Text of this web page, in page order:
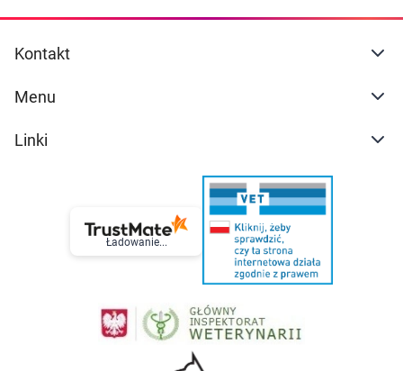
Kontakt
Menu
Linki
Ładowanie...